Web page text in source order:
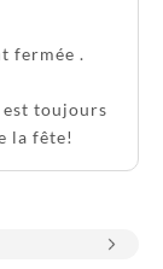
fermée .
est toujours
la fête!